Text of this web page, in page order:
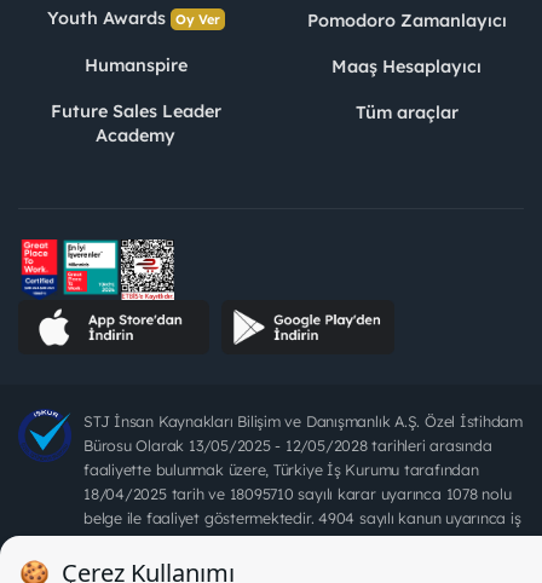
Youth Awards Oy Ver
Humanspire
Future Sales Leader
Academy
Pomodoro Zamanlayıcı
Maaş Hesaplayıcı
Tüm araçlar
STJ İnsan Kaynakları Bilişim ve Danışmanlık A.Ş. Özel İstihdam
Bürosu Olarak 13/05/2025 - 12/05/2028 tarihleri arasında
faaliyette bulunmak üzere, Türkiye İş Kurumu tarafından
18/04/2025 tarih ve 18095710 sayılı karar uyarınca 1078 nolu
belge ile faaliyet göstermektedir. 4904 sayılı kanun uyarınca iş
arayanlardan ücret alınması yasaktır.